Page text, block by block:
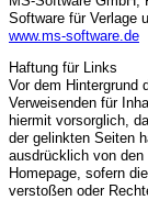
Software für Verlage
www.ms-software.de
Haftung für Links
Vor dem Hintergrund
Verweisenden für
hiermit vorsorglich,
der gelinkten Seiten
ausdrücklich von
Homepage, sofern
verstoßen oder